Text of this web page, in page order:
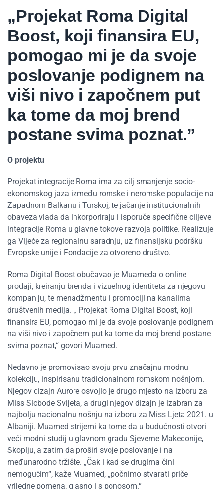
„Projekat Roma Digital
Boost, koji finansira EU,
pomogao mi je da svoje
poslovanje podignem na
viši nivo i započnem put
ka tome da moj brend
postane svima poznat.”
O projektu
Projekat integracije Roma ima za cilj smanjenje socio-
ekonomskog jaza između romske i neromske populacije na
Zapadnom Balkanu i Turskoj, te jačanje institucionalnih
obaveza vlada da inkorporiraju i isporuče specifične ciljeve
integracije Roma u glavne tokove razvoja politike. Realizuje
ga Vijeće za regionalnu saradnju, uz finansijsku podršku
Evropske unije i Fondacije za otvoreno društvo.
Roma Digital Boost obučavao je Muameda o online
prodaji, kreiranju brenda i vizuelnog identiteta za njegovu
kompaniju, te menadžmentu i promociji na kanalima
društvenih medija. „ Projekat Roma Digital Boost, koji
finansira EU, pomogao mi je da svoje poslovanje podignem
na viši nivo i započnem put ka tome da moj brend postane
svima poznat,“ govori Muamed.
Nedavno je promovisao svoju prvu značajnu modnu
kolekciju, inspirisanu tradicionalnom romskom nošnjom.
Njegov dizajn Aurore osvojio je drugo mjesto na izboru za
Miss Slobode Svijeta, a drugi njegov dizajn je izabran za
najbolju nacionalnu nošnju na izboru za Miss Ljeta 2021. u
Albaniji. Muamed strijemi ka tome da u budućnosti otvori
veći modni studij u glavnom gradu Sjeverne Makedonije,
Skoplju, a zatim da proširi svoje poslovanje i na
međunarodno tržište. „Čak i kad se drugima čini
nemogućim“, kaže Muamed, „počnimo stvarati priče
vrijedne pomena, glasno i s ponosom.“